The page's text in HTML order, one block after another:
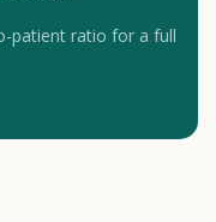
patient ratio for a full